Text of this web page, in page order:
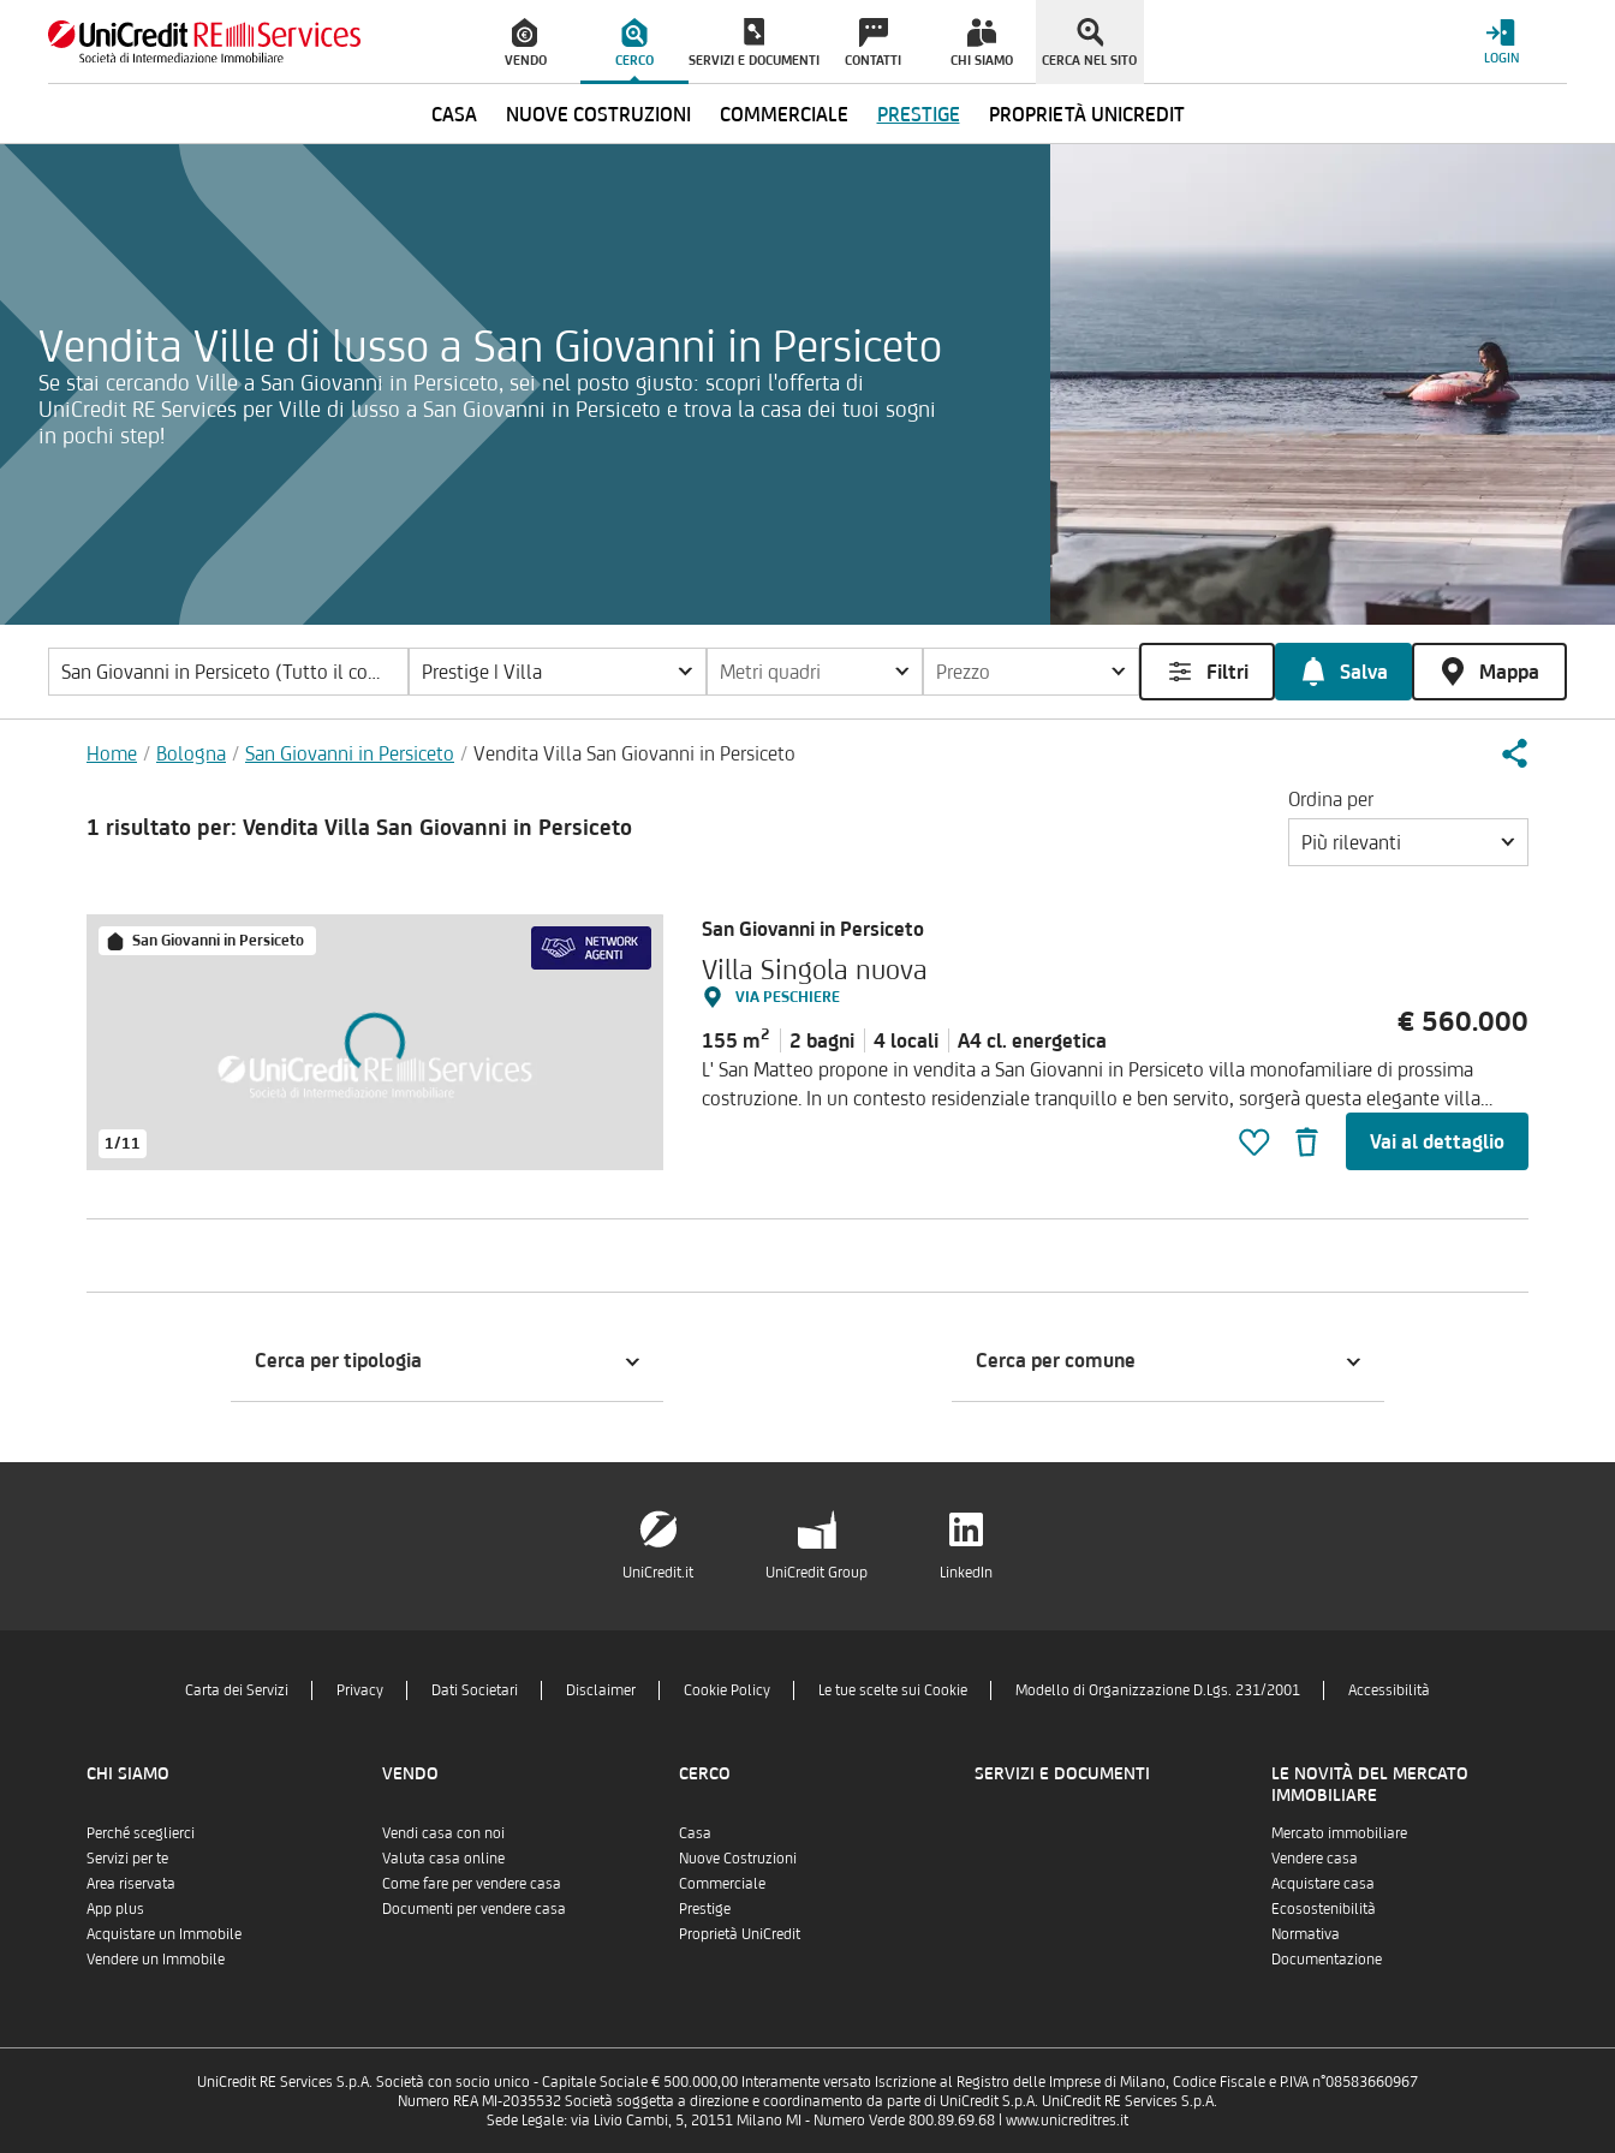
VENDO CERCO
CASA NUOVE COSTRUZIONI COMMERCIALE PRESTIGE PROPRIETÀ UNICREDIT
SERVIZI E DOCUMENTI CONTATTI CHI SIAMO CERCA NEL SITO LOGIN
Vendita Ville di lusso a San Giovanni in Persiceto
Se stai cercando Ville a San Giovanni in Persiceto, sei nel posto giusto: scopri l'offerta di
UniCredit RE Services per Ville di lusso a San Giovanni in Persiceto e trova la casa dei tuoi sogni
in pochi step!
La ricerca verrà inviata automaticamente alla selezione delle informazioni
Prestige | Villa Metri quadri Prezzo Filtri Salva Mappa
Home Bologna San Giovanni in Persiceto Vendita Villa San Giovanni in Persiceto
1 risultato per: Vendita Villa San Giovanni in Persiceto
Ordina per
Più rilevanti
San Giovanni in Persiceto
1/11
San Giovanni in Persiceto
Villa Singola nuova
VIA PESCHIERE
155 m2 2 bagni 4 locali A4 cl. energetica
€ 560.000
L' San Matteo propone in vendita a San Giovanni in Persiceto villa monofamiliare di prossima
costruzione. In un contesto residenziale tranquillo e ben servito, sorgerà questa elegante villa
indipendente, progettata con particolare attenzione al comfort, al risparmio energetico e alla
qualità architettonica. L’abitazione si sviluppa su due livelli fuori terra e si compone di: piano terra:
zona notte con tre camere da letto, secondo bagno e comodo disimpegno. La villa sarà edificata su
Riscaldamento e raffrescamento a pavimento - Impianto fotovoltaico da 6 kW - Batteria di
strato isolante interno e esterno per prestazioni acustiche e termiche più qualitative impianto
Vai al dettaglio
Cerca per tipologia Cerca per comune
UniCredit.it UniCredit Group LinkedIn
Carta dei Servizi Privacy Dati Societari Disclaimer Cookie Policy Le tue scelte sui Cookie Modello di Organizzazione D.Lgs. 231/2001 Accessibilità
CHI SIAMO
Perché sceglierci
Servizi per te
Area riservata
App plus
Acquistare un Immobile
Vendere un Immobile
VENDO
Vendi casa con noi
Valuta casa online
Come fare per vendere casa
Documenti per vendere casa
CERCO
Casa
Nuove Costruzioni
Commerciale
Prestige
Proprietà UniCredit
SERVIZI E DOCUMENTI
LE NOVITÀ DEL MERCATO
IMMOBILIARE
Mercato immobiliare
Vendere casa
Acquistare casa
Ecosostenibilità
Normativa
Documentazione
UniCredit RE Services S.p.A. Società con socio unico - Capitale Sociale € 500.000,00 Interamente versato Iscrizione al Registro delle Imprese di Milano, Codice Fiscale e P.IVA n°08583660967
Numero REA MI-2035532 Società soggetta a direzione e coordinamento da parte di UniCredit S.p.A. UniCredit RE Services S.p.A.
Sede Legale: via Livio Cambi, 5, 20151 Milano MI - Numero Verde 800.89.69.68 | www.unicreditres.it